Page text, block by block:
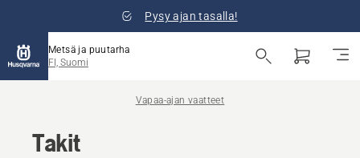
Pysy ajan tasalla!
Metsä ja puutarha
FI, Suomi
Vapaa-ajan vaatteet
Takit